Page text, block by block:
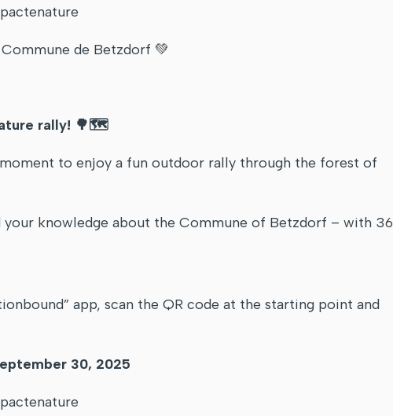
de Betzdorf 💚
rally! 🌳🗺️
to enjoy a fun outdoor rally through the forest of
your knowledge about the Commune of Betzdorf – with 36
app, scan the QR code at the starting point and
30, 2025